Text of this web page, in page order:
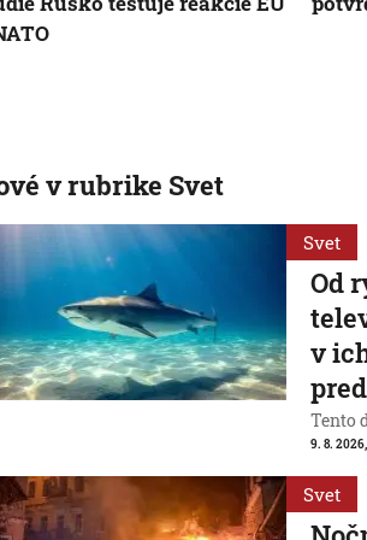
v rubrike Svet
Svet
Od
v
Tento
9. 8.
Svet